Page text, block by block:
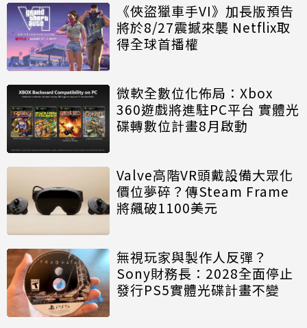
《俠盜獵車手VI》加長版預告
將於8/27震撼來襲 Netflix取
得全球首播權
微軟全數位化佈局：Xbox
360遊戲將進駐PC平台 實體光
碟轉數位計畫8月啟動
Valve高階VR頭戴設備大眾化
價位夢碎？傳Steam Frame
將飆破1100美元
無視玩家與製作人反彈？
Sony財務長：2028全面停止
發行PS5實體光碟計畫不變